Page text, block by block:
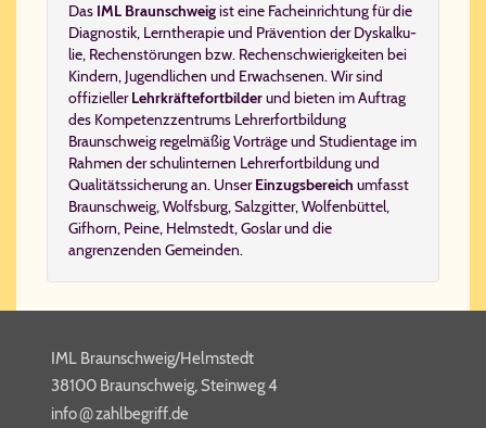
Das IML Braun­schweigist eine Facheinrichtung für die
Diagnostik, Lerntherapieund Prävention derDys­kal­ku­
lie, Re­chen­stö­run­gen bzw. Re­chen­schwie­rig­kei­ten bei
Kindern, Jugendlichen und Erwachsenen. Wir sind
offiziellerLehrkräftefortbilderund bieten im Auftrag
des Kom­pe­tenz­zen­trums Leh­rer­fort­bil­dung
Braunschweigre­gel­mäßigVorträge und Studientageim
Rahmen der schulinternen Lehrerfortbildungund
Qualitätssicherung an. UnserEinzugsbereich umfasst
Braunschweig,Wolfsburg,Salzgitter,Wolfenbüttel,
Gifhorn, Peine, Helmstedt,Goslarund die
angrenzenden Gemeinden.
IML Braunschweig/Helmstedt
38100 Braunschweig, Steinweg 4
info​@zahl​be​griff​.de